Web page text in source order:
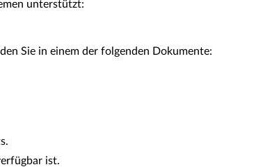
unterstützt:
Sie in einem der folgenden Dokumente:
ist.